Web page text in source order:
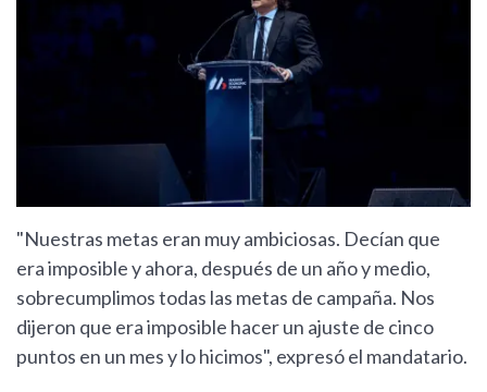
"Nuestras metas eran muy ambiciosas. Decían que
era imposible y ahora, después de un año y medio,
sobrecumplimos todas las metas de campaña. Nos
dijeron que era imposible hacer un ajuste de cinco
puntos en un mes y lo hicimos", expresó el mandatario.